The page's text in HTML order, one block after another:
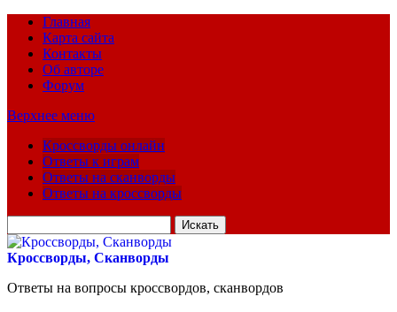
Главная
Карта сайта
Контакты
Об авторе
Форум
Верхнее меню
Кроссворды онлайн
Ответы к играм
Ответы на сканворды
Ответы на кроссворды
для:
Кроссворды, Сканворды
Ответы на вопросы кроссвордов, сканвордов